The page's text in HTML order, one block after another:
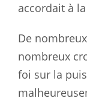
accordait à
De
nombreux
foi sur la